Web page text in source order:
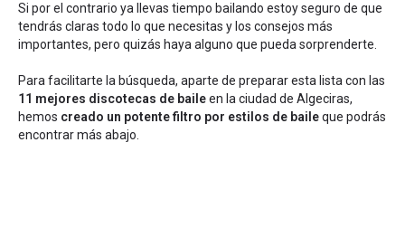
Si por el contrario ya llevas tiempo bailando estoy seguro de que
tendrás claras todo lo que necesitas y los consejos más
importantes, pero quizás haya alguno que pueda sorprenderte.
Para facilitarte la búsqueda, aparte de preparar esta lista con las
11 mejores discotecas de baileen la ciudad de Algeciras,
hemos creado un potente filtro por estilos de baileque podrás
encontrar más abajo.